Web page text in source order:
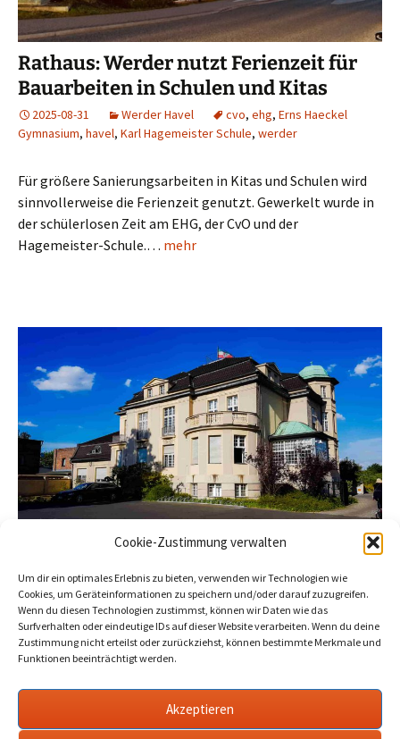
Cookie-Zustimmung verwalten
Um dir ein optimales Erlebnis zu bieten, verwenden wir Technologien wie
Cookies, um Geräteinformationen zu speichern und/oder darauf zuzugreifen.
Wenn du diesen Technologien zustimmst, können wir Daten wie das
Surfverhalten oder eindeutige IDs auf dieser Website verarbeiten. Wenn du deine
Zustimmung nicht erteilst oder zurückziehst, können bestimmte Merkmale und
Funktionen beeinträchtigt werden.
Akzeptieren
Rathaus: Werder nutzt Ferienzeit für
Bauarbeiten in Schulen und Kitas
2025-08-31 Werder Havel cvo, ehg, Erns Haeckel
Gymnasium, havel, Karl Hagemeister Schule, werder
Für größere Sanierungsarbeiten in Kitas und Schulen wird
sinnvollerweise die Ferienzeit genutzt. Gewerkelt wurde in
der schülerlosen Zeit am EHG, der CvO und der
Hagemeister-Schule.… mehr
Stadtverwaltung: Nachtragshaushalt
soll Schulprojekte sichern
2022-10-11 Werder Havel Erns Haeckel Gymnasium
Karl Hagemeister Schule
mussten umgeplant werden. Grund seien laut
Stadtverwaltung explodierende Preise und ausgebliebene
Landesmittel. Finanzierung über Kredite.…mehr